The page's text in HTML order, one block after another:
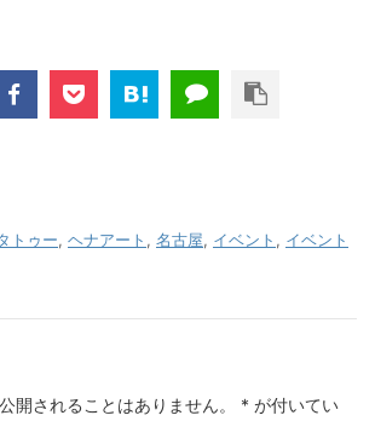
トゥー, ヘナアート , 名古屋, イベント , イベント
開されることはありません。 * が付いてい